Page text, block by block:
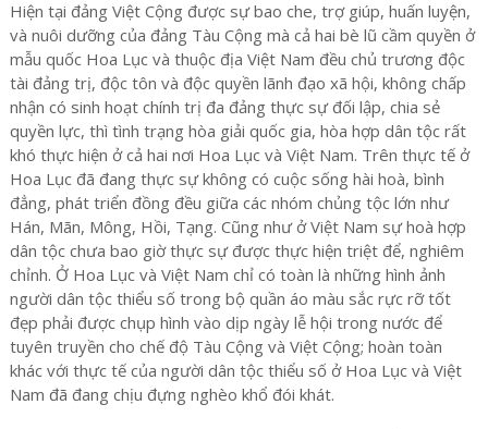
Hiện tại đảng Việt Cộng được sự bao che, trợ giúp, huấn luyện,
và nuôi dưỡng của đảng Tàu Cộng mà cả hai bè lũ cầm quyền ở
mẫu quốc Hoa Lục và thuộc địa Việt Nam đều chủ trương độc
tài đảng trị, độc tôn và độc quyền lãnh đạo xã hội, không chấp
nhận có sinh hoạt chính trị đa đảng thực sự đối lập, chia sẻ
quyền lực, thì tình trạng hòa giải quốc gia, hòa hợp dân tộc rất
khó thực hiện ở cả hai nơi Hoa Lục và Việt Nam. Trên thực tế ở
Hoa Lục đã đang thực sự không có cuộc sống hài hoà, bình
đẳng, phát triển đồng đều giữa các nhóm chủng tộc lớn như
Hán, Mãn, Mông, Hồi, Tạng. Cũng như ở Việt Nam sự hoà hợp
dân tộc chưa bao giờ thực sự được thực hiện triệt để, nghiêm
chỉnh. Ở Hoa Lục và Việt Nam chỉ có toàn là những hình ảnh
người dân tộc thiểu số trong bộ quần áo màu sắc rực rỡ tốt
đẹp phải được chụp hình vào dịp ngày lễ hội trong nước để
tuyên truyền cho chế độ Tàu Cộng và Việt Cộng; hoàn toàn
khác với thực tế của người dân tộc thiểu số ở Hoa Lục và Việt
Nam đã đang chịu đựng nghèo khổ đói khát.